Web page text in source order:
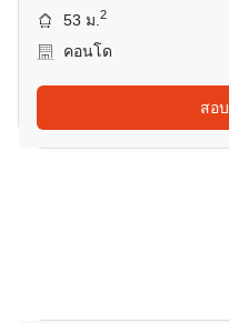
53 ม.2
คอนโด
สอ